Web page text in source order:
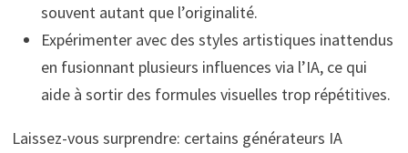
souvent autant que l’originalité.
Expérimenter avec des styles artistiques inattendus
en fusionnant plusieurs influences via l’IA, ce qui
aide à sortir des formules visuelles trop répétitives.
Laissez-vous surprendre: certains générateurs IA